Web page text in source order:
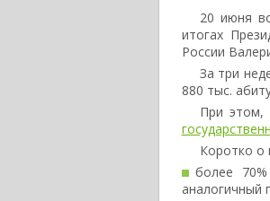
20 июня
итогах
России
За три
880 тыс.
При этом,
Коротко о
более
аналогичный